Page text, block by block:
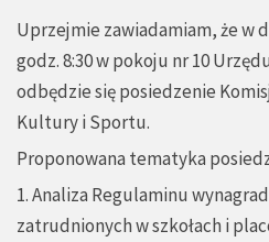
Uprzejmie zawiadamiam, że w
godz. 8:30 w pokoju nr 10
odbędzie się posiedzenie
Kultury i Sportu.
Proponowana tematyka
1. Analiza Regulaminu
zatrudnionych w szkołach i